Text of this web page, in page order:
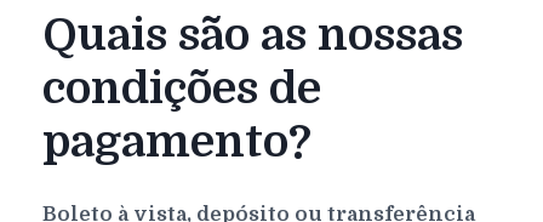
Quais são as nossas
condições de
pagamento?
Boleto à vista, depósito ou transferência